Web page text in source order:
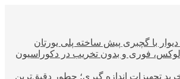
دیوار با گچبری پیش ساخته پلی یورتان
فوری و بدون تخریب در دکوراسیون
تجهیزات اندازه گیری؛ چطور دقیق‌ترین